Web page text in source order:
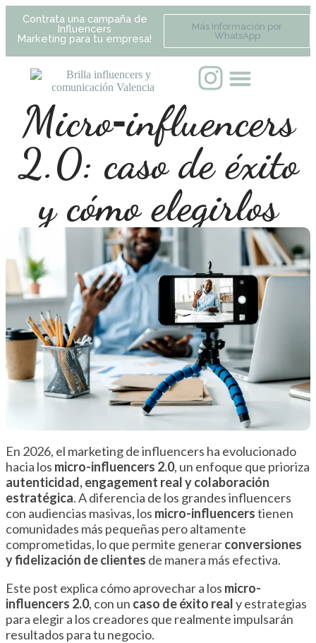
Contrata una campaña de
Influencers
Marketing para tu empresa!
Más Información por
WhatsApp
Micro‑influencers
2.0: caso de éxito
y cómo elegirlos
En 2026, el marketing de influencers ha evolucionado
hacia los micro-influencers 2.0, un enfoque que prioriza
autenticidad, engagement real y colaboración
estratégica. A diferencia de los grandes influencers
con audiencias masivas, los micro-influencerstienen
comunidades más pequeñas pero altamente
comprometidas, lo que permite generarconversiones
y fidelización de clientes de manera más efectiva.
Este post explica cómo aprovechar a los micro-
influencers 2.0, con un caso de éxito realy estrategias
para elegir a los creadores que realmente impulsarán
resultados para tu negocio.